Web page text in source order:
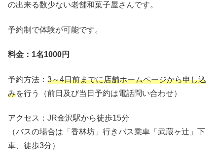
の出来る数少ない老舗和菓子屋さんです。
予約制で体験が可能です。
料金：1名1000円
予約方法： 3～4日前までに店舗ホームページから申し込
みを行う（前日及び当日予約は電話問い合わせ）
アクセス：JR金沢駅から徒歩15分
（バスの場合は「香林坊」行きバス乗車「武蔵ヶ辻」下
車、徒歩3分）